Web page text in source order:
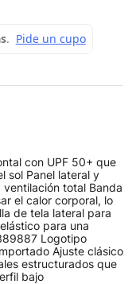
con UPF 50+ que
sol Panel lateral y
total Banda
el calor corporal, lo
de tela lateral para
para una
Logotipo
Ajuste clásico
estructurados que
bajo